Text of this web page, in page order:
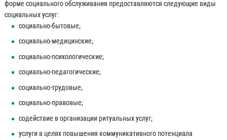
форме социального обслуживания предоставляются следующие виды
социальных услуг:
социально-бытовые;
социально-медицинские;
социально-психологические;
социально-педагогические;
социально-трудовые;
социально-правовые;
содействие в организации ритуальных услуг;
услуги в целях повышения коммуникативного потенциала